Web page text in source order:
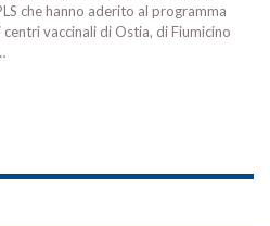
che hanno aderito al programma
vaccinali di Ostia, di Fiumicino